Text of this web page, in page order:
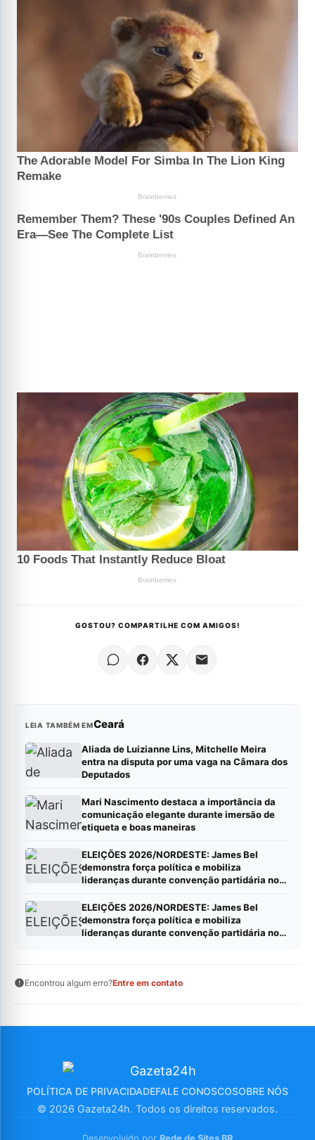
GOSTOU? COMPARTILHE COM AMIGOS!
LEIA TAMBÉM EMCeará
Aliada de Luizianne Lins, Mitchelle Meira
entra na disputa por uma vaga na Câmara dos
Deputados
Mari Nascimento destaca a importância da
comunicação elegante durante imersão de
etiqueta e boas maneiras
ELEIÇÕES 2026/NORDESTE: James Bel
demonstra força política e mobiliza
lideranças durante convenção partidária no
ELEIÇÕES 2026/NORDESTE: James Bel
demonstra força política e mobiliza
lideranças durante convenção partidária no
Encontrou algum erro?Entre em contato
POLÍTICA DE PRIVACIDADEFALE CONOSCOSOBRE NÓS
© 2026 Gazeta24h. Todos os direitos reservados.